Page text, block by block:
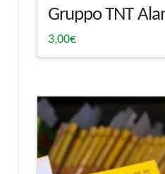
Gruppo TNT
3,00€